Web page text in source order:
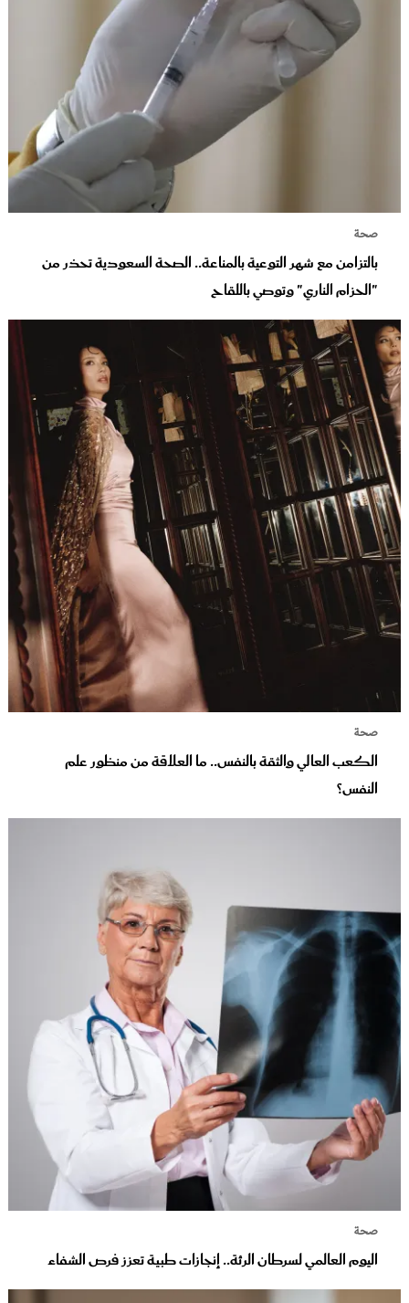
صحة
بالتزامن مع شهر التوعية بالمناعة.. الصحة السعودية تحذر من
"الحزام الناري" وتوصي باللقاح
صحة
الكعب العالي والثقة بالنفس.. ما العلاقة من منظور علم
النفس؟
صحة
اليوم العالمي لسرطان الرئة.. إنجازات طبية تعزز فرص الشفاء